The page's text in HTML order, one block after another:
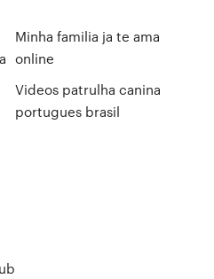
Minha familia ja te ama
online
Videos patrulha canina
portugues brasil